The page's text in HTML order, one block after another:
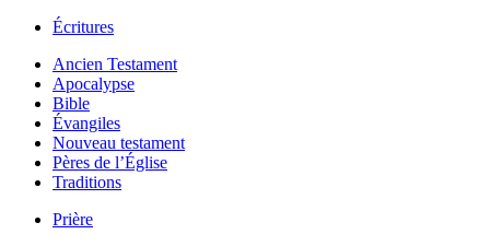
Écritures
Ancien Testament
Apocalypse
Bible
Évangiles
Nouveau testament
Pères de l’Église
Traditions
Prière